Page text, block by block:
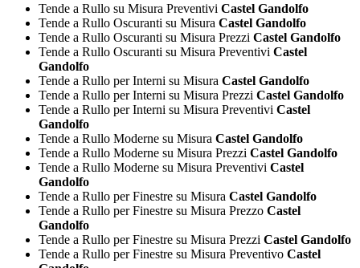
Tende a Rullo su Misura Preventivi Castel Gandolfo
Tende a Rullo Oscuranti su Misura Castel Gandolfo
Tende a Rullo Oscuranti su Misura Prezzi Castel Gandolfo
Tende a Rullo Oscuranti su Misura Preventivi Castel
Gandolfo
Tende a Rullo per Interni su Misura Castel Gandolfo
Tende a Rullo per Interni su Misura Prezzi Castel Gandolfo
Tende a Rullo per Interni su Misura Preventivi Castel
Gandolfo
Tende a Rullo Moderne su Misura Castel Gandolfo
Tende a Rullo Moderne su Misura Prezzi Castel Gandolfo
Tende a Rullo Moderne su Misura Preventivi Castel
Gandolfo
Tende a Rullo per Finestre su Misura Castel Gandolfo
Tende a Rullo per Finestre su Misura Prezzo Castel
Gandolfo
Tende a Rullo per Finestre su Misura Prezzi Castel Gandolfo
Tende a Rullo per Finestre su Misura Preventivo Castel